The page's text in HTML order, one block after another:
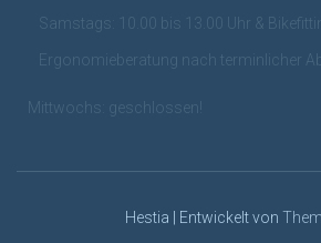
Samstags: 10.00 bis 13.00 Uhr &
Ergonomieberatung nach terminlicher
Mittwochs: geschlossen!
Hestia | Entwickelt von